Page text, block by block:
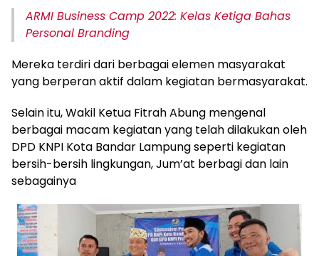
ARMI Business Camp 2022: Kelas Ketiga Bahas
Personal Branding
Mereka terdiri dari berbagai elemen masyarakat
yang berperan aktif dalam kegiatan bermasyarakat.
Selain itu, Wakil Ketua Fitrah Abung mengenal
berbagai macam kegiatan yang telah dilakukan oleh
DPD KNPI Kota Bandar Lampung seperti kegiatan
bersih-bersih lingkungan, Jum’at berbagi dan lain
sebagainya